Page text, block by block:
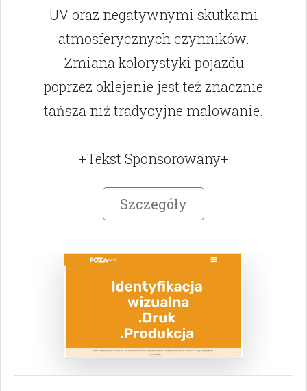
UV oraz negatywnymi skutkami
atmosferycznych czynników.
Zmiana kolorystyki pojazdu
poprzez oklejenie jest też znacznie
tańsza niż tradycyjne malowanie.
+Tekst Sponsorowany+
Szczegóły